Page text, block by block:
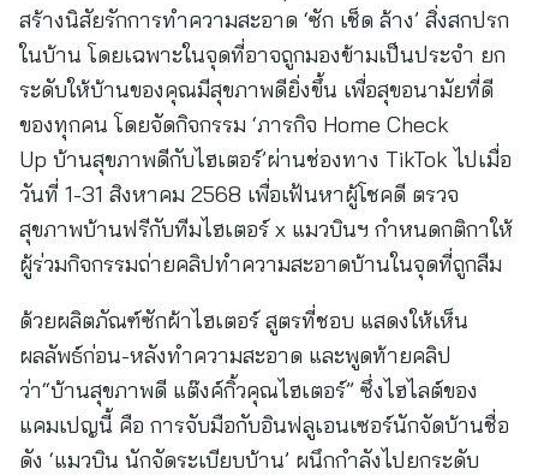
สร้างนิสัยรักการทำความสะอาด ‘ซัก เช็ด ล้าง’ สิ่งสกปรก
ในบ้าน โดยเฉพาะในจุดที่อาจถูกมองข้ามเป็นประจำ ยก
ระดับให้บ้านของคุณมีสุขภาพดียิ่งขึ้น เพื่อสุขอนามัยที่ดี
ของทุกคน โดยจัดกิจกรรม ‘ภารกิจ Home Check
Up บ้านสุขภาพดีกับไฮเตอร์’ผ่านช่องทาง TikTok ไปเมื่อ
วันที่ 1-31 สิงหาคม 2568 เพื่อเฟ้นหาผู้โชคดี ตรวจ
สุขภาพบ้านฟรีกับทีมไฮเตอร์ x แมวบินฯ กำหนดกติกาให้
ผู้ร่วมกิจกรรมถ่ายคลิปทำความสะอาดบ้านในจุดที่ถูกลืม
ด้วยผลิตภัณฑ์ซักผ้าไฮเตอร์ สูตรที่ชอบ แสดงให้เห็น
ผลลัพธ์ก่อน-หลังทำความสะอาด และพูดท้ายคลิป
ว่า“บ้านสุขภาพดี แต๊งค์กิ้วคุณไฮเตอร์” ซึ่งไฮไลต์ของ
แคมเปญนี้ คือ การจับมือกับอินฟลูเอนเซอร์นักจัดบ้านชื่อ
ดัง ‘แมวบิน นักจัดระเบียบบ้าน’ ผนึกกำลังไปยกระดับ